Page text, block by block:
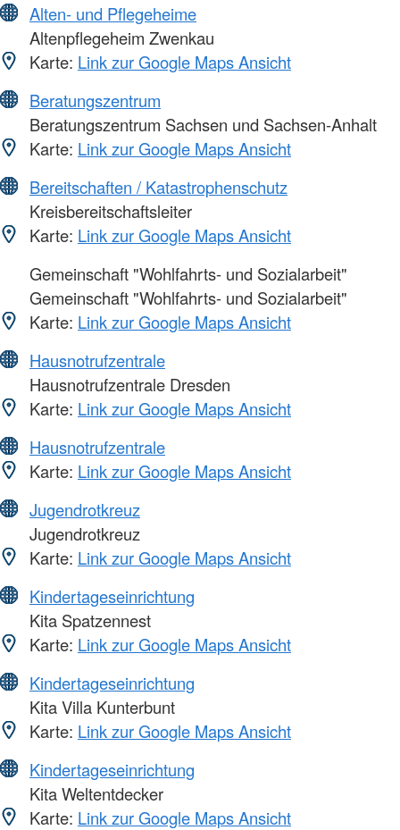
Alten- und Pflegeheime
Altenpflegeheim Zwenkau
Karte: Link zur Google Maps Ansicht
Beratungszentrum
Beratungszentrum Sachsen und Sachsen-Anhalt
Karte: Link zur Google Maps Ansicht
Bereitschaften / Katastrophenschutz
Kreisbereitschaftsleiter
Karte: Link zur Google Maps Ansicht
Gemeinschaft "Wohlfahrts- und Sozialarbeit"
Gemeinschaft "Wohlfahrts- und Sozialarbeit"
Karte: Link zur Google Maps Ansicht
Hausnotrufzentrale
Hausnotrufzentrale Dresden
Karte: Link zur Google Maps Ansicht
Hausnotrufzentrale
Karte: Link zur Google Maps Ansicht
Jugendrotkreuz
Jugendrotkreuz
Karte: Link zur Google Maps Ansicht
Kindertageseinrichtung
Kita Spatzennest
Karte: Link zur Google Maps Ansicht
Kindertageseinrichtung
Kita Villa Kunterbunt
Karte: Link zur Google Maps Ansicht
Kindertageseinrichtung
Kita Weltentdecker
Karte: Link zur Google Maps Ansicht